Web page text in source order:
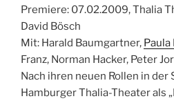
Premiere: 07.02.2009, Thalia
David Bösch
Mit: Harald Baumgartner,
Franz, Norman Hacker, Peter
Nach ihren neuen Rollen in
Hamburger Thalia-Theater als